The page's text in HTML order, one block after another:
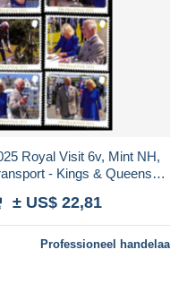
Royal Visit 6v, Mint NH,
- Kings & Queens
± US$ 22,81
Professioneel